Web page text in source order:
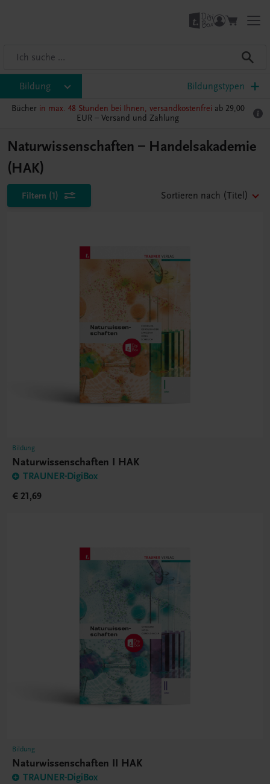
Bildung Bildungstypen
Bücher in max. 48 Stunden bei Ihnen, versandkostenfrei ab 29,00
EUR – Versand und Zahlung
Naturwissenschaften – Handelsakademie
(HAK)
Filtern (1) Sortieren nach (Titel)
Bildung
Naturwissenschaften I HAK
TRAUNER-DigiBox
€ 21,69
Bildung
Naturwissenschaften II HAK
TRAUNER-DigiBox